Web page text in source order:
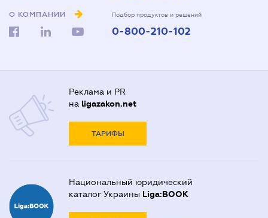
О КОМПАНИИ Подбор продуктов и решений
0-800-210-102
Реклама и PR
на ligazakon.net
ТАРИФЫ
Национальный юридический
каталог Украины Liga:BOOK